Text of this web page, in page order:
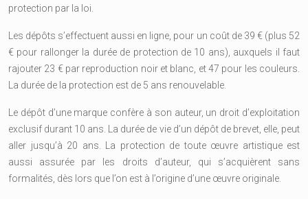
protection par la loi.
Les dépôts s’effectuent aussi en ligne, pour un coût de 39 € (plus 52
€ pour rallonger la durée de protection de 10 ans), auxquels il faut
rajouter 23 € par reproduction noir et blanc, et 47 pour les couleurs.
La durée de la protection est de 5 ans renouvelable.
Le dépôt d’une marque confère à son auteur, un droit d’exploitation
exclusif durant 10 ans. La durée de vie d’un dépôt de brevet, elle, peut
aller jusqu’à 20 ans. La protection de toute œuvre artistique est
aussi assurée par les droits d’auteur, qui s’acquièrent sans
formalités, dès lors que l’on est à l’origine d’une œuvre originale.